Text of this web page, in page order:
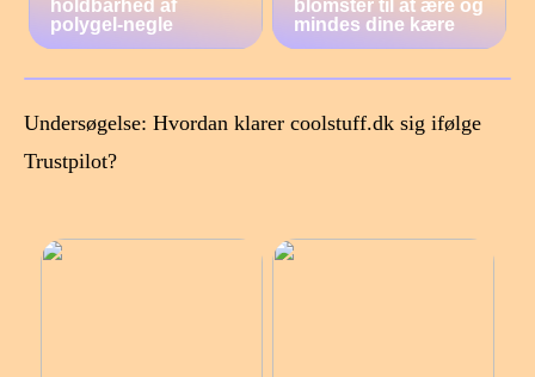
holdbarhed af
polygel-negle
blomster til at ære og
mindes dine kære
Undersøgelse: Hvordan klarer coolstuff.dk sig ifølge
Trustpilot?